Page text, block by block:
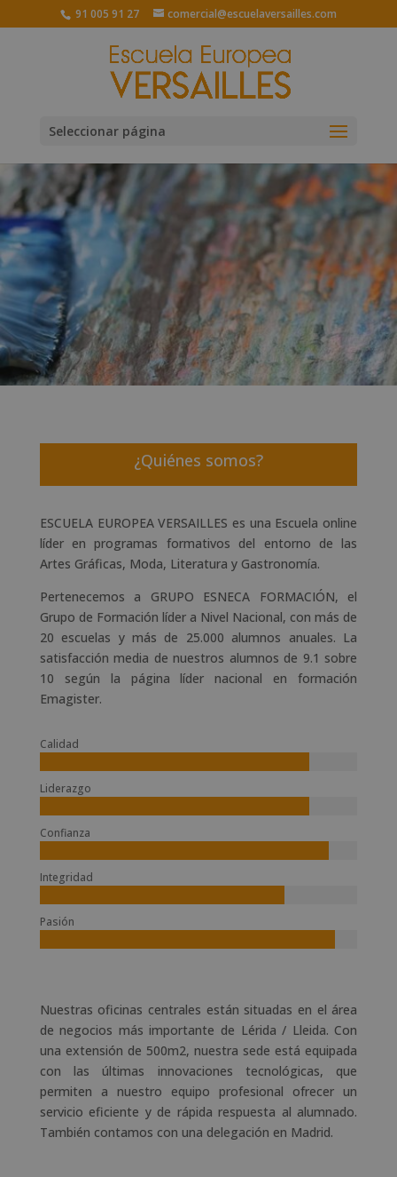
91 005 91 27 comercial@escuelaversailles.com
Seleccionar página
¿Quiénes somos?
ESCUELA EUROPEA VERSAILLES es una Escuela online
líder en programas formativos del entorno de las
Artes Gráficas, Moda, Literatura y Gastronomía.
Pertenecemos a GRUPO ESNECA FORMACIÓN, el
Grupo de Formación líder a Nivel Nacional, con más de
20 escuelas y más de 25.000 alumnos anuales. La
satisfacción media de nuestros alumnos de 9.1 sobre
10 según la página líder nacional en formación
Emagister.
Calidad
Liderazgo
Confianza
Integridad
Pasión
Nuestras oficinas centrales están situadas en el área
de negocios más importante de Lérida / Lleida. Con
una extensión de 500m2, nuestra sede está equipada
con las últimas innovaciones tecnológicas, que
permiten a nuestro equipo profesional ofrecer un
servicio eficiente y de rápida respuesta al alumnado.
También contamos con una delegación en Madrid.